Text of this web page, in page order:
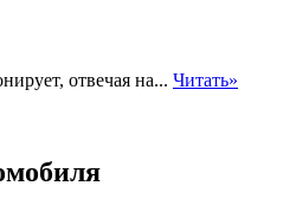
отвечая на... Читать»